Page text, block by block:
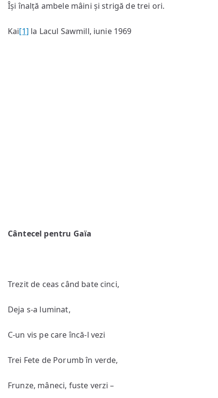
Își înalță ambele mâini și strigă de trei ori.
Kai[1] la Lacul Sawmill, iunie 1969
Cântecel pentru Gaïa
Trezit de ceas când bate cinci,
Deja s-a luminat,
C-un vis pe care încă-l vezi
Trei Fete de Porumb în verde,
Frunze, mâneci, fuste verzi –